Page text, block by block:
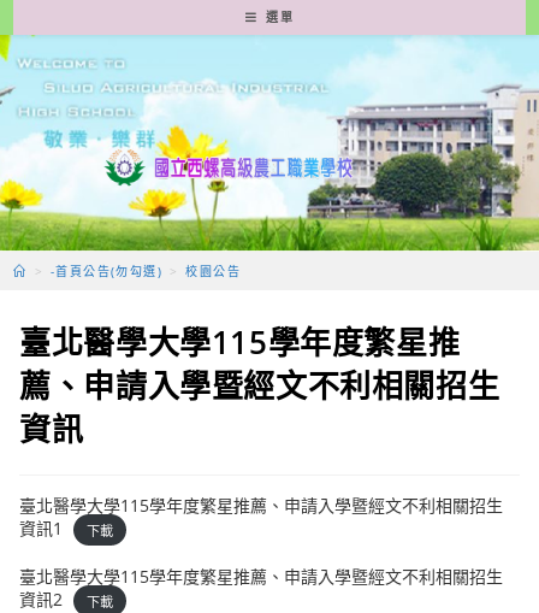
轉
至
要
容
選單
> -首頁公告(勿勾選) > 校園公告
臺北醫學大學115學年度繁星推
薦、申請入學暨經文不利相關招生
資訊
臺北醫學大學115學年度繁星推薦、申請入學暨經文不利相關招生
資訊1
下載
臺北醫學大學115學年度繁星推薦、申請入學暨經文不利相關招生
資訊2
下載